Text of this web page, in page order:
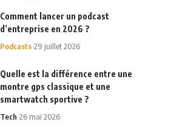
Comment lancer un podcast
d’entreprise en 2026 ?
Podcasts 29 juillet 2026
Quelle est la différence entre une
montre gps classique et une
smartwatch sportive ?
Tech 26 mai 2026